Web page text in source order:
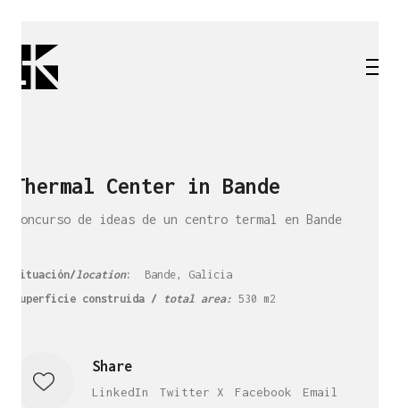
Thermal Center in Bande
Concurso de ideas de un centro termal en Bande
situación/location:
Bande, Galicia
superficie construida /
total area: 530 m2
Share
LinkedIn Twitter X Facebook Email